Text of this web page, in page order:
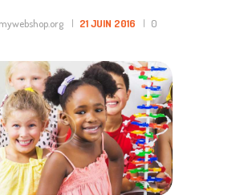
21 JUIN 2016
0